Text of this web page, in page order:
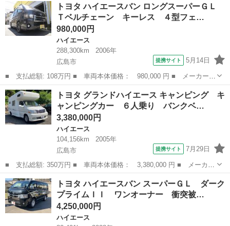
２人乗り 普通貨物登録 デラックスロング ディーゼルターボ フ
ルタイム４Ｗ...
トヨタ ハイエースバン ロングスーパーＧＬ
Ｔベルチェーン キーレス ４型フェ…
980,000円
ハイエース
288,300km
2006年
広島市
提携サイト 5月14日
■ 支払総額: 108万円 ■ 車両本体価格： 980,000 円 ■ メーカー
名： トヨタ ■ 車種名： ハイエースバン ■ グレード名： ロン
グスーパーＧＬ Ｔベルチェーン キーレス ４型フェイス ドラレ
コ 社外ナビ ...
広島 広島市 ハイエース
トヨタ グランドハイエース キャンピング キ
ャンピングカー ６人乗り バンクベ…
3,380,000円
ハイエース
104,156km
2005年
広島市
提携サイト 7月29日
■ 支払総額: 350万円 ■ 車両本体価格： 3,380,000 円 ■ メーカー
名： トヨタ ■ 車種名： グランドハイエース ■ グレード名：
キャンピング キャンピングカー ６人乗り バンクベッド シン
ク コンロ ...
広島 広島市 ハイエース
トヨタ ハイエースバン スーパーＧＬ ダーク
プライムＩＩ ワンオーナー 衝突被…
4,250,000円
ハイエース